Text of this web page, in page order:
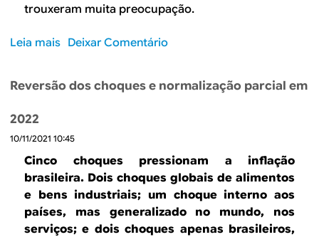
trouxeram muita preocupação.
Leia mais
r
n
l
a
ç
ã
Deixar Comentário
Reversão dos choques e normalização parcial em
2022
10/11/2021 10:45
Cinco choques pressionam a inflação
brasileira. Dois choques globais de alimentos
e bens industriais; um choque interno aos
países, mas generalizado no mundo, nos
serviços; e dois choques apenas brasileiros,